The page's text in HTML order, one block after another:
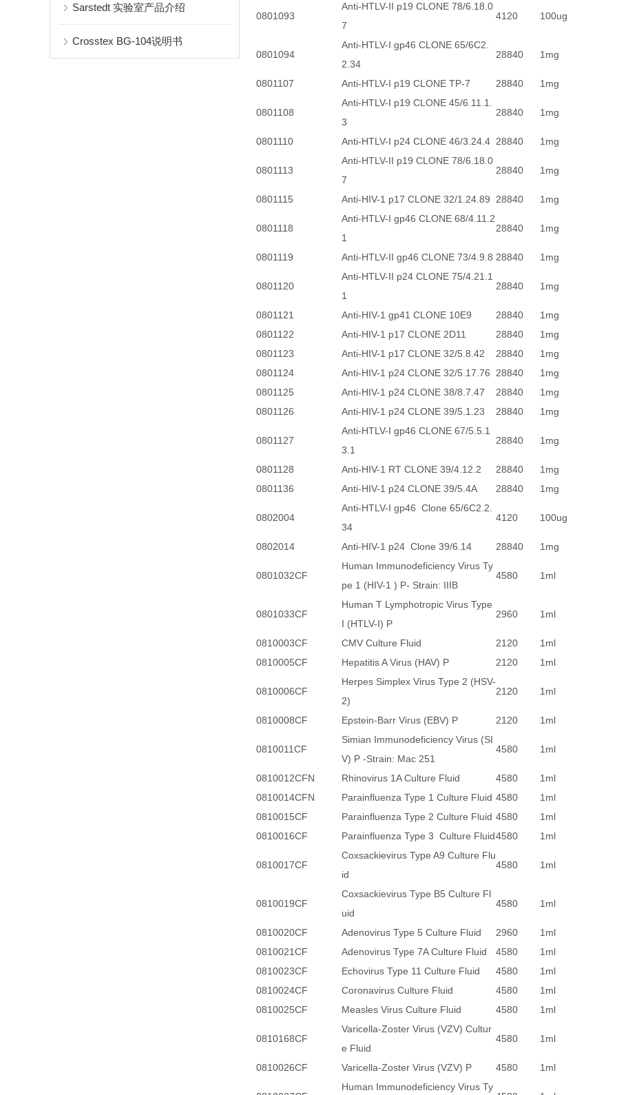
Sarstedt 实验室产品介绍
Crosstex BG-104说明书
0801093
Anti-HTLV-II p19 CLONE 78/6.18.0
7
4120 100ug
0801094
Anti-HTLV-I gp46 CLONE 65/6C2.
2.34
28840 1mg
0801107 Anti-HTLV-I p19 CLONE TP-7 28840 1mg
0801108
Anti-HTLV-I p19 CLONE 45/6.11.1.
3
28840 1mg
0801110 Anti-HTLV-I p24 CLONE 46/3.24.4 28840 1mg
0801113
Anti-HTLV-II p19 CLONE 78/6.18.0
7
28840 1mg
0801115 Anti-HIV-1 p17 CLONE 32/1.24.89 28840 1mg
0801118
Anti-HTLV-I gp46 CLONE 68/4.11.2
1
28840 1mg
0801119 Anti-HTLV-II gp46 CLONE 73/4.9.8 28840 1mg
0801120
Anti-HTLV-II p24 CLONE 75/4.21.1
1
28840 1mg
0801121 Anti-HIV-1 gp41 CLONE 10E9 28840
1mg
0801122
Anti-HIV-1 p17 CLONE 2D11 28840
1mg
0801123
Anti-HIV-1 p17 CLONE 32/5.8.42 28840
1mg
0801124
Anti-HIV-1 p24 CLONE 32/5.17.76 28840
1mg
0801125
Anti-HIV-1 p24 CLONE 38/8.7.47 28840
1mg
0801126
Anti-HIV-1 p24 CLONE 39/5.1.23 28840 1mg
0801127
Anti-HTLV-I gp46 CLONE 67/5.5.1
3.1
28840 1mg
0801128 Anti-HIV-1 RT CLONE 39/4.12.2 28840
1mg
0801136
Anti-HIV-1 p24 CLONE 39/5.4A 28840 1mg
0802004
Anti-HTLV-I gp46 Clone 65/6C2.2.
34
4120 100ug
0802014 Anti-HIV-1 p24 Clone 39/6.14 28840 1mg
0801032CF
Human Immunodeficiency Virus Ty
pe 1 (HIV-1 ) P- Strain: IIIB
4580 1ml
0801033CF
Human T Lymphotropic Virus Type
I (HTLV-I) P
2960 1ml
0810003CF CMV Culture Fluid 2120
1ml
0810005CF
Hepatitis A Virus (HAV) P 2120 1ml
0810006CF
Herpes Simplex Virus Type 2 (HSV-
2)
2120 1ml
0810008CF Epstein-Barr Virus (EBV) P 2120 1ml
0810011CF
Simian Immunodeficiency Virus (SI
V) P -Strain: Mac 251
4580 1ml
0810012CFN Rhinovirus 1A Culture Fluid 4580
1ml
0810014CFN
Parainfluenza Type 1 Culture Fluid 4580
1ml
0810015CF
Parainfluenza Type 2 Culture Fluid 4580
1ml
0810016CF
Parainfluenza Type 3 Culture Fluid4580 1ml
0810017CF
Coxsackievirus Type A9 Culture Flu
id
4580 1ml
0810019CF
Coxsackievirus Type B5 Culture Fl
uid
4580 1ml
0810020CF Adenovirus Type 5 Culture Fluid 2960
1ml
0810021CF
Adenovirus Type 7A Culture Fluid 4580
1ml
0810023CF
Echovirus Type 11 Culture Fluid 4580
1ml
0810024CF
Coronavirus Culture Fluid 4580
1ml
0810025CF
Measles Virus Culture Fluid 4580 1ml
0810168CF
Varicella-Zoster Virus (VZV) Cultur
e Fluid
4580 1ml
0810026CF Varicella-Zoster Virus (VZV) P 4580 1ml
Human Immunodeficiency Virus Ty